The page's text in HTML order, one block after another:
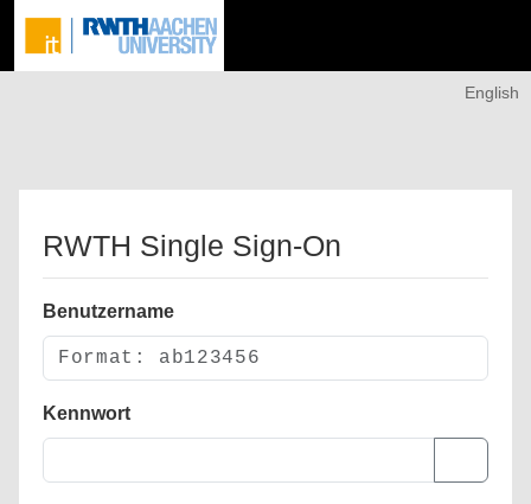
English
RWTH Single Sign-On
Benutzername
Kennwort